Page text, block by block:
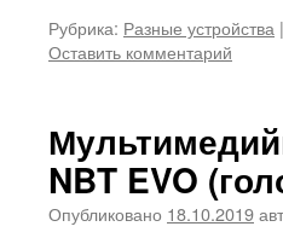
Рубрика: Разные устройства |
Оставить комментарий
NBT EVO
Опубликовано 18.10.2019